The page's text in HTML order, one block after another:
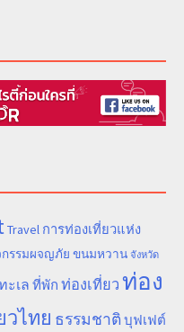
Travel การท่องเที่ยวแห่ง
รรมผจญภัย ขนมหวาน จังหวัด
ะเล ที่พัก ท่องเที่ยวท่อง
วไทย ธรรมชาติ บุฟเฟต์